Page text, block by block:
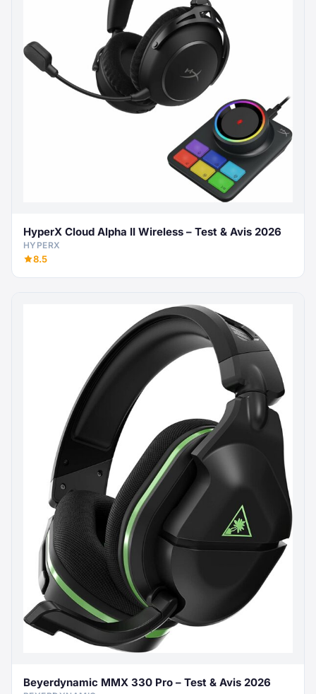
HyperX Cloud Alpha II Wireless – Test & Avis 2026
HYPERX
8.5
Beyerdynamic MMX 330 Pro – Test & Avis 2026